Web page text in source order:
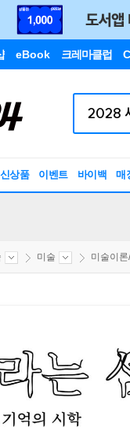
eBook 크레마클럽
신상품 이벤트 바이백 매
미술 미술이